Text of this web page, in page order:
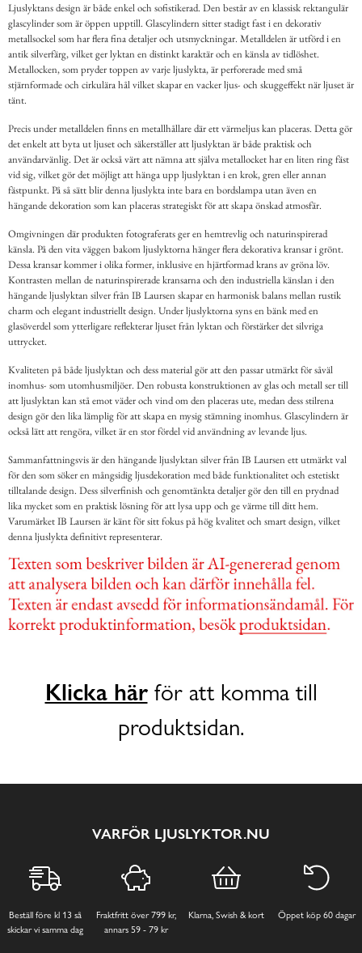
Ljuslyktans design är både enkel och sofistikerad. Den består av en klassisk rektangulär
glascylinder som är öppen upptill. Glascylindern sitter stadigt fast i en dekorativ
metallsockel som har flera fina detaljer och utsmyckningar. Metalldelen är utförd i en
antik silverfärg, vilket ger lyktan en distinkt karaktär och en känsla av tidlöshet.
Metallocken, som pryder toppen av varje ljuslykta, är perforerade med små
stjärnformade och cirkulära hål vilket skapar en vacker ljus- och skuggeffekt när ljuset är
tänt.
Precis under metalldelen finns en metallhållare där ett värmeljus kan placeras. Detta gör
det enkelt att byta ut ljuset och säkerställer att ljuslyktan är både praktisk och
användarvänlig. Det är också värt att nämna att själva metallocket har en liten ring fäst
vid sig, vilket gör det möjligt att hänga upp ljuslyktan i en krok, gren eller annan
fästpunkt. På så sätt blir denna ljuslykta inte bara en bordslampa utan även en
hängande dekoration som kan placeras strategiskt för att skapa önskad atmosfär.
Omgivningen där produkten fotograferats ger en hemtrevlig och naturinspirerad
känsla. På den vita väggen bakom ljuslyktorna hänger flera dekorativa kransar i grönt.
Dessa kransar kommer i olika former, inklusive en hjärtformad krans av gröna löv.
Kontrasten mellan de naturinspirerade kransarna och den industriella känslan i den
hängande ljuslyktan silver från IB Laursen skapar en harmonisk balans mellan rustik
charm och elegant industriellt design. Under ljuslyktorna syns en bänk med en
glasöverdel som ytterligare reflekterar ljuset från lyktan och förstärker det silvriga
uttrycket.
Kvaliteten på både ljuslyktan och dess material gör att den passar utmärkt för såväl
inomhus- som utomhusmiljöer. Den robusta konstruktionen av glas och metall ser till
att ljuslyktan kan stå emot väder och vind om den placeras ute, medan dess stilrena
design gör den lika lämplig för att skapa en mysig stämning inomhus. Glascylindern är
också lätt att rengöra, vilket är en stor fördel vid användning av levande ljus.
Sammanfattningsvis är den hängande ljuslyktan silver från IB Laursen ett utmärkt val
för den som söker en mångsidig ljusdekoration med både funktionalitet och estetiskt
tilltalande design. Dess silverfinish och genomtänkta detaljer gör den till en prydnad
lika mycket som en praktisk lösning för att lysa upp och ge värme till ditt hem.
Varumärket IB Laursen är känt för sitt fokus på hög kvalitet och smart design, vilket
denna ljuslykta definitivt representerar.
Klicka härför att komma till
produktsidan.
VARFÖR LJUSLYKTOR.NU
Beställ före kl 13 så
skickar vi samma dag
Fraktfritt över 799 kr,
annars 59 - 79 kr
Klarna, Swish & kort Öppet köp 60 dagar